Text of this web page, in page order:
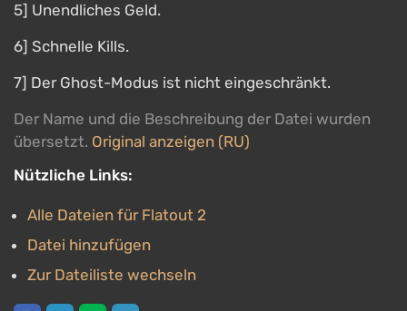
5] Unendliches Geld.
6] Schnelle Kills.
7] Der Ghost-Modus ist nicht eingeschränkt.
Der Name und die Beschreibung der Datei wurden
übersetzt. Original anzeigen (RU)
Nützliche Links:
Alle Dateien für Flatout 2
Datei hinzufügen
Zur Dateiliste wechseln